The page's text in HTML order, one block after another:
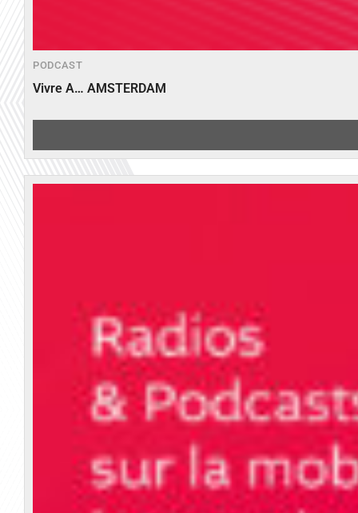
PODCAST
Vivre A… AMSTERDAM